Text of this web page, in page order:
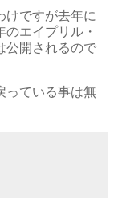
けですが去年に
エイプリル・
公開されるので
っている事は無